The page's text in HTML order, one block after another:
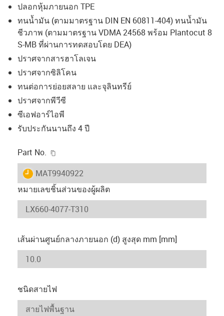
ปลอกหุ้มภายนอก TPE
ทนน้ำมัน (ตามมาตรฐาน DIN EN 60811-404) ทนน้ำมัน
ชีวภาพ (ตามมาตรฐาน VDMA 24568 พร้อม Plantocut 8
S-MB ที่ผ่านการทดสอบโดย DEA)
ปราศจากสารฮาโลเจน
ปราศจากซิลิโคน
ทนต่อการย่อยสลาย และจุลินทรีย์
ปราศจากพีวีซี
ซีเอฟอาร์ไอพี
รับประกันนานถึง 4 ปี
Part No.
igus-icon-lieferzeit
MAT9940922
หมายเลขชิ้นส่วนของผู้ผลิต
เส้นผ่านศูนย์กลางภายนอก (d) สูงสุด mm [mm]
ชนิดสายไฟ